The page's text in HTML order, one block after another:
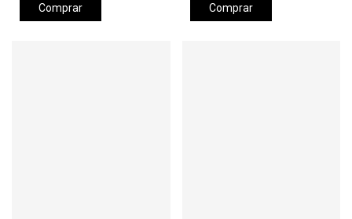
Comprar Comprar